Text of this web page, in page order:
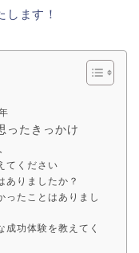
ます！
ったきっかけ
てください
ありましたか？
ったことはありまし
成功体験を教えてく